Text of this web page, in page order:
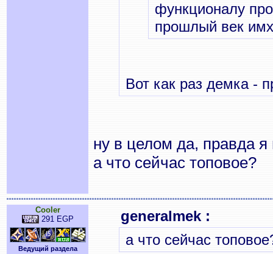
функционалу
прошлый век
Вот как раз демка -
ну в целом да, правда
а что сейчас топовое?
Cooler
291 EGP
Ведущий раздела
generalmek :
а что сейчас